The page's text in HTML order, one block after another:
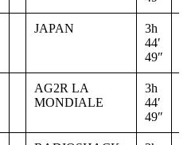
JAPAN
3h
44′
49″
AG2R LA
MONDIALE
3h
44′
49″